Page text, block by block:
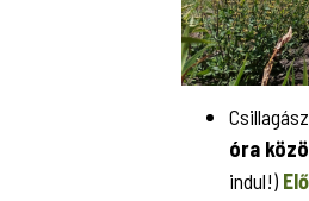
óra
indul!)